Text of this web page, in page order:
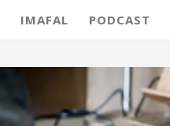
IMAFAL PODCAST